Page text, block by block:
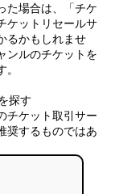
場合は、
「チケ
ケットリセールサ
るかもしれませ
ンルのチケットを
探す
チケット取引サー
奨するものではあ